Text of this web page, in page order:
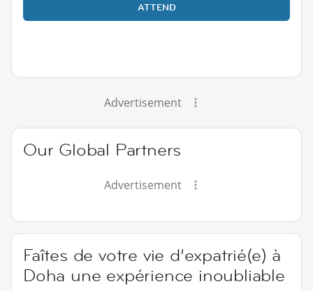
ATTEND
Advertisement
Our Global Partners
Advertisement
Faîtes de votre vie d’expatrié(e) à
Doha une expérience inoubliable